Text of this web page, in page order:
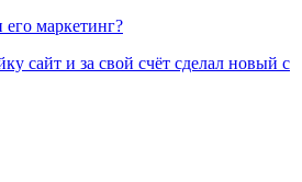
маркетинг?
сайт и за свой счёт сделал новый с